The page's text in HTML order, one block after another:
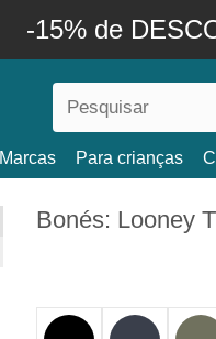
-15% de
Marcas Para crianças
Bonés: Looney